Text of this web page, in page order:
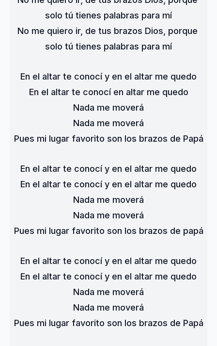
solo tú tienes palabras para mí
No me quiero ir, de tus brazos Dios, porque
solo tú tienes palabras para mí
En el altar te conocí y en el altar me quedo
En el altar te conocí en altar me quedo
Nada me moverá
Nada me moverá
Pues mi lugar favorito son los brazos de Papá
En el altar te conocí y en el altar me quedo
En el altar te conocí y en el altar me quedo
Nada me moverá
Nada me moverá
Pues mi lugar favorito son los brazos de papá
En el altar te conocí y en el altar me quedo
En el altar te conocí y en el altar me quedo
Nada me moverá
Nada me moverá
Pues mi lugar favorito son los brazos de Papá